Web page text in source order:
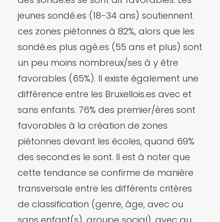
jeunes sondé.es (18-34 ans) soutiennent
ces zones piétonnes à 82%, alors que les
sondé.es plus agé.es (55 ans et plus) sont
un peu moins nombreux/ses à y être
favorables (65%). Il existe également une
différence entre les Bruxellois.es avec et
sans enfants. 76% des premier/ères sont
favorables à la création de zones
piétonnes devant les écoles, quand 69%
des second.es le sont. Il est à noter que
cette tendance se confirme de manière
transversale entre les différents critères
de classification (genre, âge, avec ou